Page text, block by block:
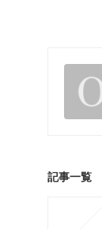
記事一覧